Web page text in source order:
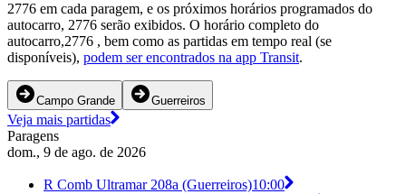
2776 em cada paragem, e os próximos horários programados do
autocarro, 2776 serão exibidos. O horário completo do
autocarro,2776 , bem como as partidas em tempo real (se
disponíveis), podem ser encontrados na app Transit.
Campo Grande Guerreiros
Veja mais partidas
Paragens
dom., 9 de ago. de 2026
R Comb Ultramar 208a (Guerreiros)10:00